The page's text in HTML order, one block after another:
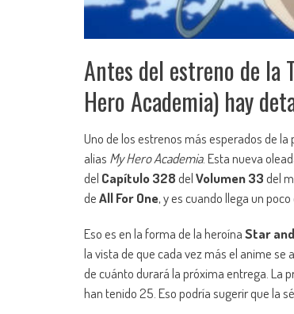
Antes del estreno de la
Hero Academia) hay
Uno de los estrenos más esperados de
alias My Hero Academia. Esta nueva
del Capítulo 328delVolumen 33del
deAll For One, y es cuando llega un
Eso es en la forma de la heroínaStar
la vista de que cada vez más el anime se
de cuánto durará la próxima entrega. La
han tenido 25. Eso podría sugerir que la